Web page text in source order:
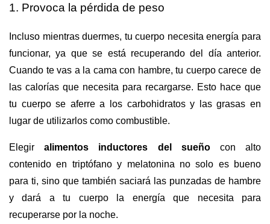
1. Provoca la pérdida de peso
Incluso mientras duermes, tu cuerpo necesita energía para
funcionar, ya que se está recuperando del día anterior.
Cuando te vas a la cama con hambre, tu cuerpo carece de
las calorías que necesita para recargarse. Esto hace que
tu cuerpo se aferre a los carbohidratos y las grasas en
lugar de utilizarlos como combustible.
Elegiralimentos inductores del sueñocon alto
contenido en triptófano y melatonina no solo es bueno
para ti, sino que también saciará las punzadas de hambre
y dará a tu cuerpo la energía que necesita para
recuperarse por la noche.